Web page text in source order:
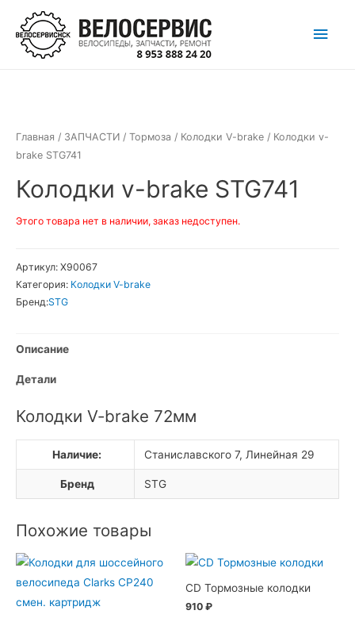
Перейти
содержимому
Главная / ЗАПЧАСТИ / Тормоза / Колодки V-brake / Колодки v-
brake STG741
Колодки v-brake STG741
Этого товара нет в наличии, заказ недоступен.
Артикул: Х90067
Категория: Колодки V-brake
Бренд:STG
Описание
Детали
Колодки V-brake 72мм
Наличие: Станиславского 7, Линейная 29
Бренд STG
Похожие товары
CD Тормозные колодки
910 ₽